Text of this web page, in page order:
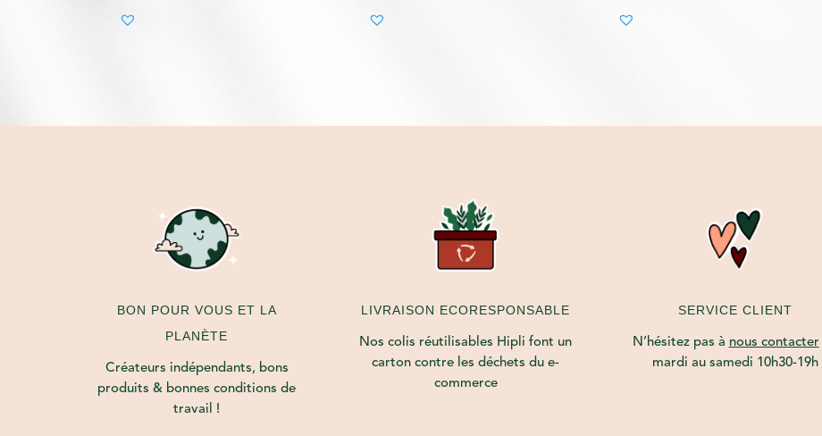
BON POUR VOUS ET LA
PLANÈTE
Créateurs indépendants, bons
produits & bonnes conditions de
travail !
LIVRAISON ECORESPONSABLE
Nos colis réutilisables Hipli font un
carton contre les déchets du e-
commerce
SERVICE CLIENT
N’hésitez pas à nous contacter
mardi au samedi 10h30-19h